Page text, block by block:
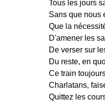
Tous les jours
Sans que nous
Que la
D'amener les
De verser sur
Du reste, en
Ce train
Charlatans,
Quittez les